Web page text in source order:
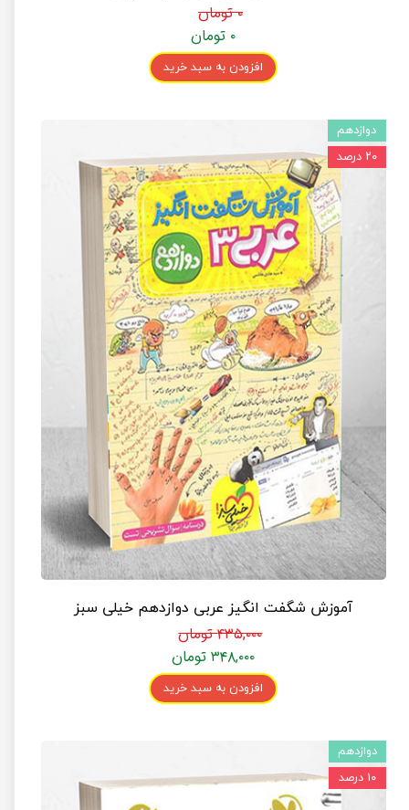
۰ تومان
۰ تومان
افزودن به سبد خرید
آموزش شگفت انگیز عربی دوازدهم خیلی سبز
۴۳۵,۰۰۰ تومان
۳۴۸,۰۰۰ تومان
افزودن به سبد خرید
دوازدهم
۲۰ درصد
دوازدهم
۱۰ درصد